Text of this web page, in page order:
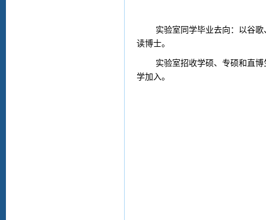
实验室同学毕业去向：以谷歌
读博士。
实验室招收学硕、专硕和直博
学加入。